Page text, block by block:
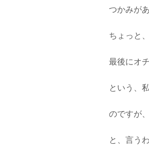
つかみが
ちょっと
最後にオ
という、
のですが
と、言う